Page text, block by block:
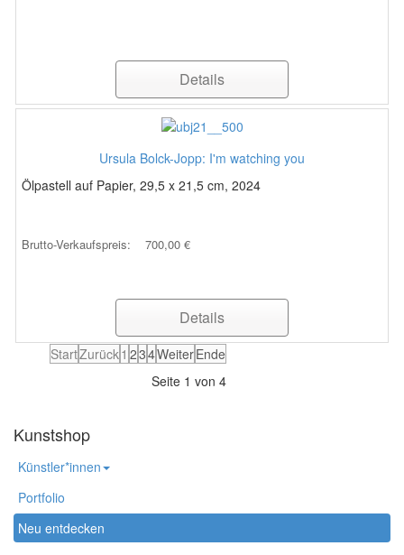
Details
Ursula Bolck-Jopp: I'm watching you
Ölpastell auf Papier, 29,5 x 21,5 cm, 2024
Brutto-Verkaufspreis: 700,00 €
Details
StartZurück 1 234WeiterEnde
Seite 1 von 4
Kunstshop
Künstler*innen
Portfolio
Neu entdecken